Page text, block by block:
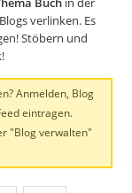
verlinken. Es
Stöbern und
Anmelden, Blog
eintragen.
"Blog verwalten"